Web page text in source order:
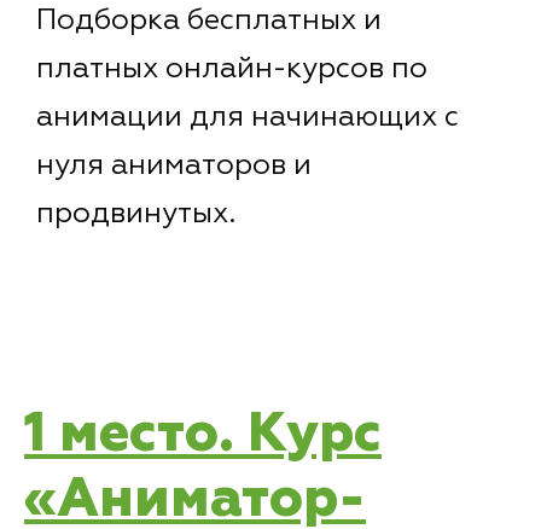
Подборка бесплатных и
платных онлайн-курсов по
анимации для начинающих с
нуля аниматоров и
продвинутых.
1 место. Курс
«Аниматор-